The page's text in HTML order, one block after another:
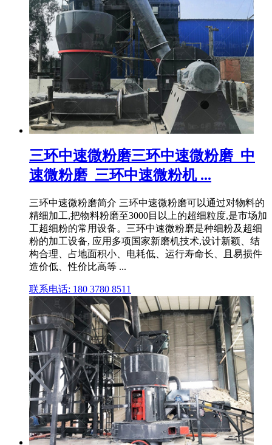
三环中速微粉磨三环中速微粉磨_中
速微粉磨_三环中速微粉机 ...
三环中速微粉磨简介 三环中速微粉磨可以通过对物料的
精细加工,把物料粉磨至3000目以上的超细粒度,是市场加
工超细粉的常用设备。三环中速微粉磨是种细粉及超细
粉的加工设备, 应用多项国家新磨机技术,设计新颖、结
构合理、占地面积小、电耗低、运行寿命长、且易损件
造价低、性价比高等 ...
联系电话: 180 3780 8511